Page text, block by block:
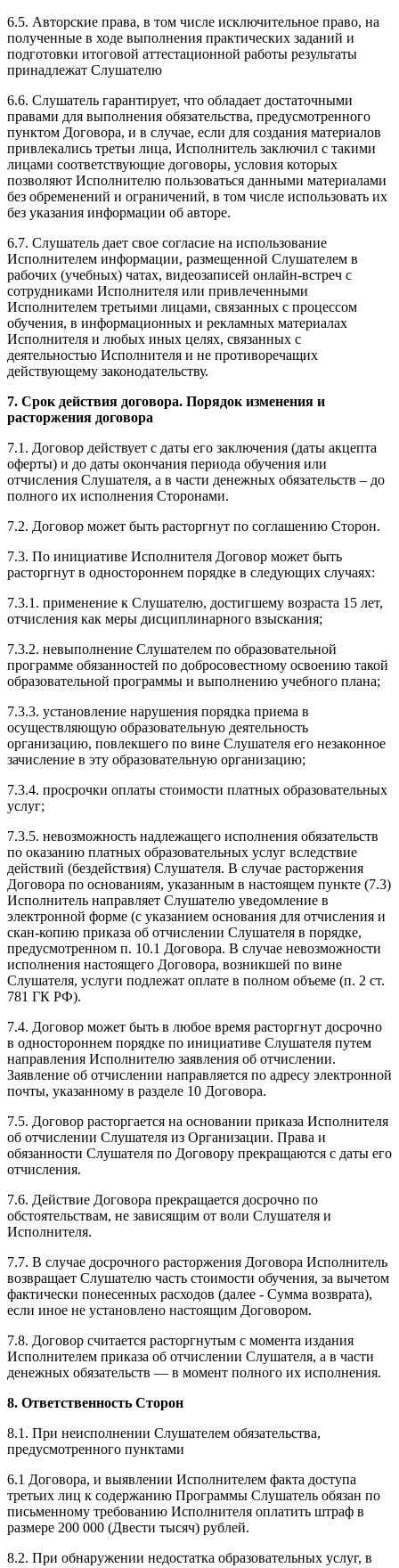
6.5. Авторские права, в том числе исключительное право, на
полученные в ходе выполнения практических заданий и
подготовки итоговой аттестационной работы результаты
принадлежат Слушателю
6.6. Слушатель гарантирует, что обладает достаточными
правами для выполнения обязательства, предусмотренного
пунктом Договора, и в случае, если для создания материалов
привлекались третьи лица, Исполнитель заключил с такими
лицами соответствующие договоры, условия которых
позволяют Исполнителю пользоваться данными материалами
без обременений и ограничений, в том числе использовать их
без указания информации об авторе.
6.7. Слушатель дает свое согласие на использование
Исполнителем информации, размещенной Слушателем в
рабочих (учебных) чатах, видеозаписей онлайн-встреч с
сотрудниками Исполнителя или привлеченными
Исполнителем третьими лицами, связанных с процессом
обучения, в информационных и рекламных материалах
Исполнителя и любых иных целях, связанных с
деятельностью Исполнителя и не противоречащих
действующему законодательству.
7. Срок действия договора. Порядок изменения и
расторжения договора
7.1. Договор действует с даты его заключения (даты акцепта
оферты) и до даты окончания периода обучения или
отчисления Слушателя, а в части денежных обязательств – до
полного их исполнения Сторонами.
7.2. Договор может быть расторгнут по соглашению Сторон.
7.3. По инициативе Исполнителя Договор может быть
расторгнут в одностороннем порядке в следующих случаях:
7.3.1. применение к Слушателю, достигшему возраста 15 лет,
отчисления как меры дисциплинарного взыскания;
7.3.2. невыполнение Слушателем по образовательной
программе обязанностей по добросовестному освоению такой
образовательной программы и выполнению учебного плана;
7.3.3. установление нарушения порядка приема в
осуществляющую образовательную деятельность
организацию, повлекшего по вине Слушателя его незаконное
зачисление в эту образовательную организацию;
7.3.4. просрочки оплаты стоимости платных образовательных
услуг;
7.3.5. невозможность надлежащего исполнения обязательств
по оказанию платных образовательных услуг вследствие
действий (бездействия) Слушателя. В случае расторжения
Договора по основаниям, указанным в настоящем пункте (7.3)
Исполнитель направляет Слушателю уведомление в
электронной форме (с указанием основания для отчисления и
скан-копию приказа об отчислении Слушателя в порядке,
предусмотренном п. 10.1 Договора. В случае невозможности
исполнения настоящего Договора, возникшей по вине
Слушателя, услуги подлежат оплате в полном объеме (п. 2 ст.
781 ГК РФ).
7.4. Договор может быть в любое время расторгнут досрочно
в одностороннем порядке по инициативе Слушателя путем
направления Исполнителю заявления об отчислении.
Заявление об отчислении направляется по адресу электронной
почты, указанному в разделе 10 Договора.
7.5. Договор расторгается на основании приказа Исполнителя
об отчислении Слушателя из Организации. Права и
обязанности Слушателя по Договору прекращаются с даты его
отчисления.
7.6. Действие Договора прекращается досрочно по
обстоятельствам, не зависящим от воли Слушателя и
Исполнителя.
7.7. В случае досрочного расторжения Договора Исполнитель
возвращает Слушателю часть стоимости обучения, за вычетом
фактически понесенных расходов (далее - Сумма возврата),
если иное не установлено настоящим Договором.
7.8. Договор считается расторгнутым с момента издания
Исполнителем приказа об отчислении Слушателя, а в части
денежных обязательств — в момент полного их исполнения.
8. Ответственность Сторон
8.1. При неисполнении Слушателем обязательства,
предусмотренного пунктами
6.1 Договора, и выявлении Исполнителем факта доступа
третьих лиц к содержанию Программы Слушатель обязан по
письменному требованию Исполнителя оплатить штраф в
размере 200 000 (Двести тысяч) рублей.
8.2. При обнаружении недостатка образовательных услуг, в